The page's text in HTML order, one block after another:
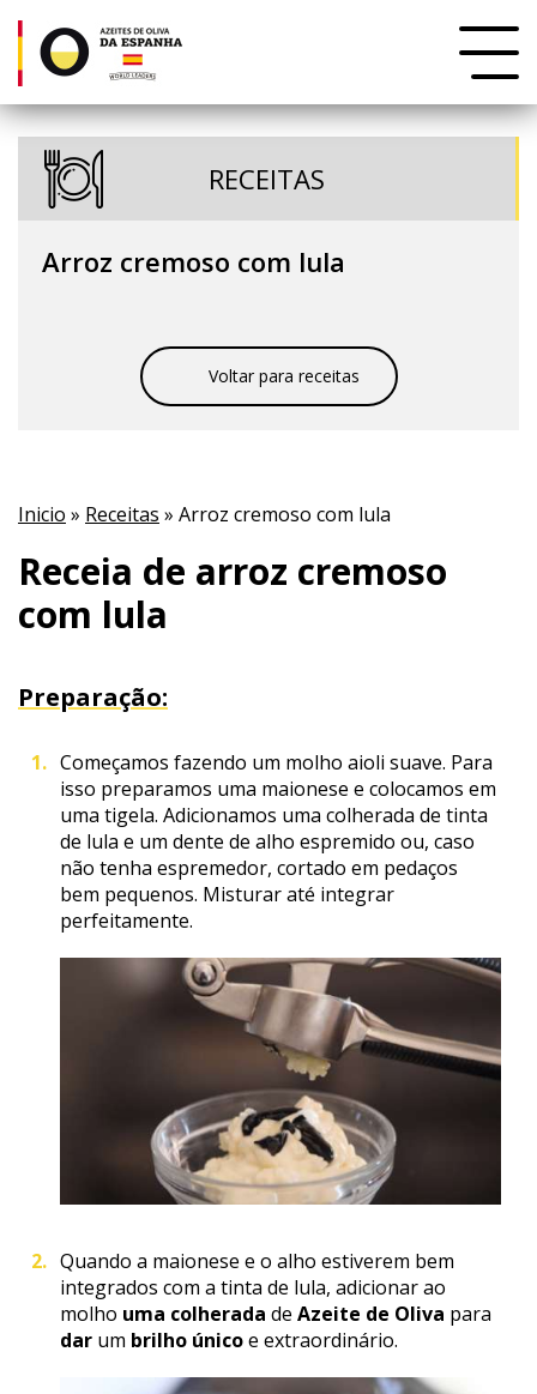
RECEITAS
Arroz cremoso com lula
Voltar para receitas
Inicio » Receitas » Arroz cremoso com lula
Receia de arroz cremoso
com lula
Preparação:
Começamos fazendo um molho aioli suave. Para
isso preparamos uma maionese e colocamos em
uma tigela. Adicionamos uma colherada de tinta
de lula e um dente de alho espremido ou, caso
não tenha espremedor, cortado em pedaços
bem pequenos. Misturar até integrar
perfeitamente.
Quando a maionese e o alho estiverem bem
integrados com a tinta de lula, adicionar ao
molho uma colherada de Azeite de Oliva para
dar um brilho únicoe extraordinário.